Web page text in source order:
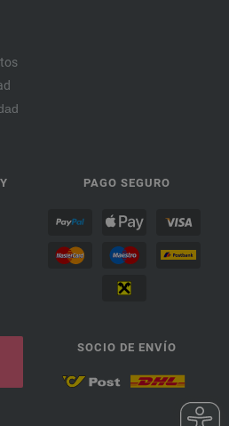
PAGO SEGURO
SOCIO DE ENVÍO